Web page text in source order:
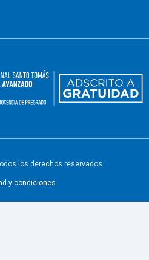
los derechos reservados
y condiciones